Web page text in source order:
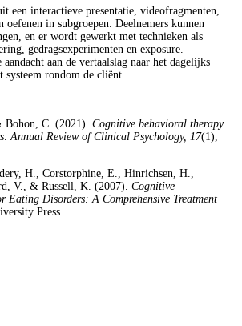
een interactieve presentatie, videofragmenten,
oefenen in subgroepen. Deelnemers kunnen
en er wordt gewerkt met technieken als
gedragsexperimenten en exposure.
aandacht aan de vertaalslag naar het dagelijks
systeem rondom de cliënt.
C. (2021). Cognitive behavioral therapy
.Annual Review of Clinical Psychology, 17(1),
H., Corstorphine, E., Hinrichsen, H.,
V., & Russell, K. (2007). Cognitive
Eating Disorders: A Comprehensive Treatment
Press.